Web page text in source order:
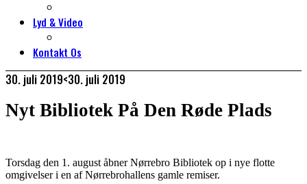
Lyd & Video
Kontakt Os
30. juli 2019<30. juli 2019
Nyt Bibliotek På Den Røde Plads
Torsdag den 1. august åbner Nørrebro Bibliotek op i nye flotte
omgivelser i en af Nørrebrohallens gamle remiser.